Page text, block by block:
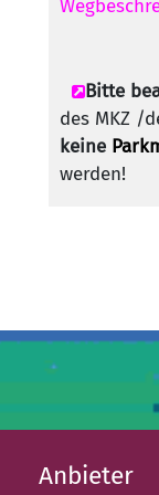
Bitte
des MKZ /
keine
werden!
Anbieter